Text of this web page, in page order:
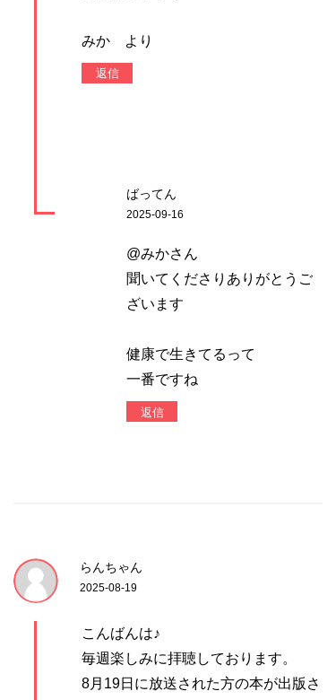
みか より
返信
ばってん
2025-09-16
@みかさん
聞いてくださりありがとうご
ざいます
健康で生きてるって
一番ですね
返信
らんちゃん
2025-08-19
こんばんは♪
毎週楽しみに拝聴しております。
8月19日に放送された方の本が出版さ